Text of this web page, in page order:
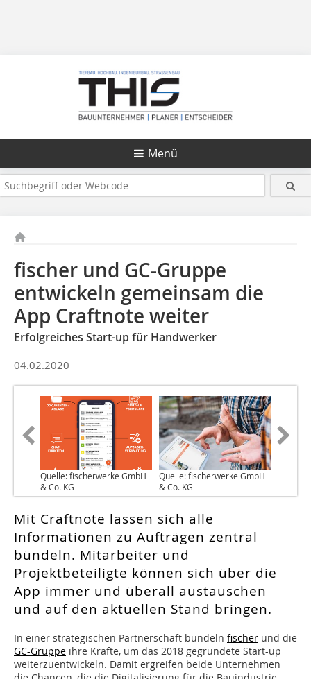
Menü
fischer und GC-Gruppe
entwickeln gemeinsam die
App Craftnote weiter
Erfolgreiches Start-up für Handwerker
04.02.2020
Quelle: fischerwerke GmbH
& Co. KG
Quelle: fischerwerke GmbH
& Co. KG
Mit Craftnote lassen sich alle
Informationen zu Aufträgen zentral
bündeln. Mitarbeiter und
Projektbeteiligte können sich über die
App immer und überall austauschen
und auf den aktuellen Stand bringen.
In einer strategischen Partnerschaft bündeln fischer und die
GC-Gruppe ihre Kräfte, um das 2018 gegründete Start-up
weiterzuentwickeln. Damit ergreifen beide Unternehmen